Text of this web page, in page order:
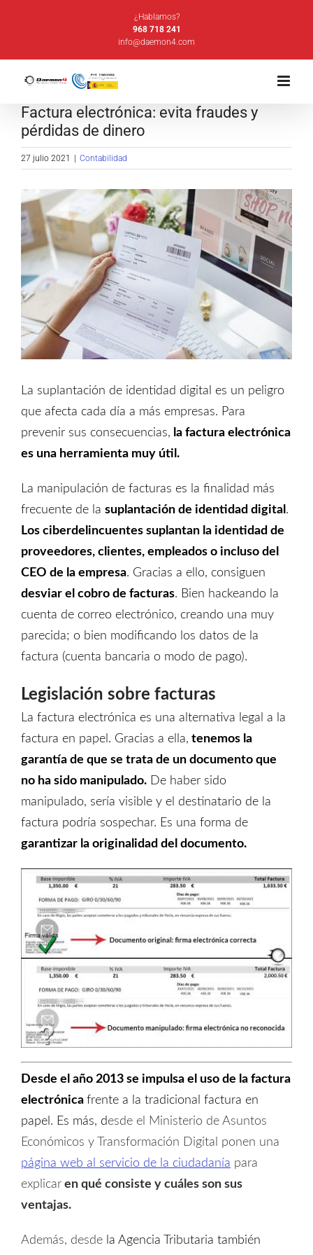
¿Hablamos?
968 718 241
info@daemon4.com
Factura electrónica: evita fraudes y
pérdidas de dinero
27 julio 2021 Contabilidad
Ver
imagen
más
grande
La suplantación de identidad digital es un peligro
que afecta cada día a más empresas. Para
prevenir sus consecuencias, la factura electrónica
es una herramienta muy útil.
La manipulación de facturas es la finalidad más
frecuente de la suplantación de identidad digital .
Los ciberdelincuentes suplantan la identidad de
proveedores, clientes, empleados o incluso del
CEO de la empresa. Gracias a ello, consiguen
desviar el cobro de facturas. Bien hackeando la
cuenta de correo electrónico, creando una muy
parecida; o bien modificando los datos de la
factura (cuenta bancaria o modo de pago).
Legislación sobre facturas
La factura electrónica es una alternativa legal a la
factura en papel. Gracias a ella, tenemos la
garantía de que se trata de un documento que
no ha sido manipulado. De haber sido
manipulado, sería visible y el destinatario de la
factura podría sospechar. Es una forma de
garantizar la originalidad del documento.
Desde el año 2013 se impulsa el uso de la factura
electrónica frente a la tradicional factura en
papel. Es más, desde el Ministerio de Asuntos
Económicos y Transformación Digital ponen una
página web al servicio de la ciudadanía para
explicar en qué consiste y cuáles son sus
ventajas.
Además, desde la Agencia Tributaria también